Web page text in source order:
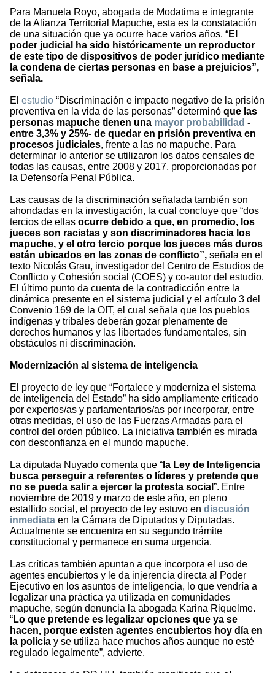
Para Manuela Royo, abogada de Modatima e integrante
de la Alianza Territorial Mapuche, esta es la constatación
de una situación que ya ocurre hace varios años. “El
poder judicial ha sido históricamente un reproductor
de este tipo de dispositivos de poder jurídico mediante
la condena de ciertas personas en base a prejuicios”,
señala.
El estudio “Discriminación e impacto negativo de la prisión
preventiva en la vida de las personas” determinó que las
personas mapuche tienen una mayor probabilidad -
entre 3,3% y 25%- de quedar en prisión preventiva en
procesos judiciales, frente a las no mapuche. Para
determinar lo anterior se utilizaron los datos censales de
todas las causas, entre 2008 y 2017, proporcionadas por
la Defensoría Penal Pública.
Las causas de la discriminación señalada también son
ahondadas en la investigación, la cual concluye que “dos
tercios de ellas ocurre debido a que, en promedio, los
jueces son racistas y son discriminadores hacia los
mapuche, y el otro tercio porque los jueces más duros
están ubicados en las zonas de conflicto”, señala en el
texto Nicolás Grau, investigador del Centro de Estudios de
Conflicto y Cohesión social (COES) y co-autor del estudio.
El último punto da cuenta de la contradicción entre la
dinámica presente en el sistema judicial y el artículo 3 del
Convenio 169 de la OIT, el cual señala que los pueblos
indígenas y tribales deberán gozar plenamente de
derechos humanos y las libertades fundamentales, sin
obstáculos ni discriminación.
Modernización al sistema de inteligencia
El proyecto de ley que “Fortalece y moderniza el sistema
de inteligencia del Estado” ha sido ampliamente criticado
por expertos/as y parlamentarios/as por incorporar, entre
otras medidas, el uso de las Fuerzas Armadas para el
control del orden público. La iniciativa también es mirada
con desconfianza en el mundo mapuche.
La diputada Nuyado comenta que “ la Ley de Inteligencia
busca perseguir a referentes o líderes y pretende que
no se pueda salir a ejercer la protesta social ”. Entre
noviembre de 2019 y marzo de este año, en pleno
estallido social, el proyecto de ley estuvo en discusión
inmediata en la Cámara de Diputados y Diputadas.
Actualmente se encuentra en su segundo trámite
constitucional y permanece en suma urgencia.
Las críticas también apuntan a que incorpora el uso de
agentes encubiertos y le da injerencia directa al Poder
Ejecutivo en los asuntos de inteligencia, lo que vendría a
legalizar una práctica ya utilizada en comunidades
mapuche, según denuncia la abogada Karina Riquelme.
“Lo que pretende es legalizar opciones que ya se
hacen, porque existen agentes encubiertos hoy día en
la policía y se utiliza hace muchos años aunque no esté
regulado legalmente”, advierte.